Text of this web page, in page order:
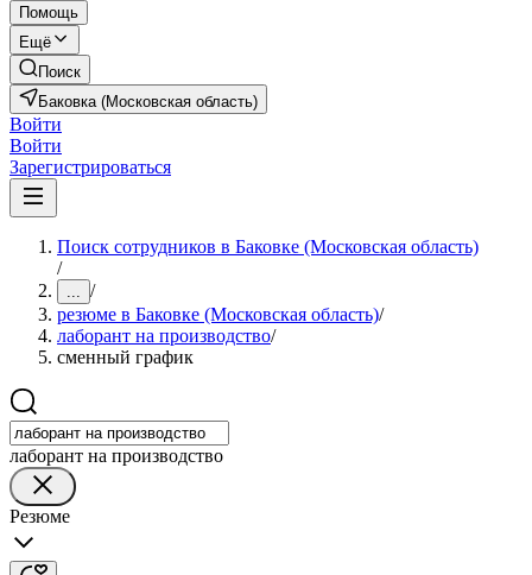
Помощь
Ещё
Поиск
Баковка (Московская область)
Войти
Войти
Зарегистрироваться
Поиск сотрудников в Баковке (Московская область)
/
... /
резюме в Баковке (Московская область)/
лаборант на производство/
сменный график
лаборант на производство
Резюме